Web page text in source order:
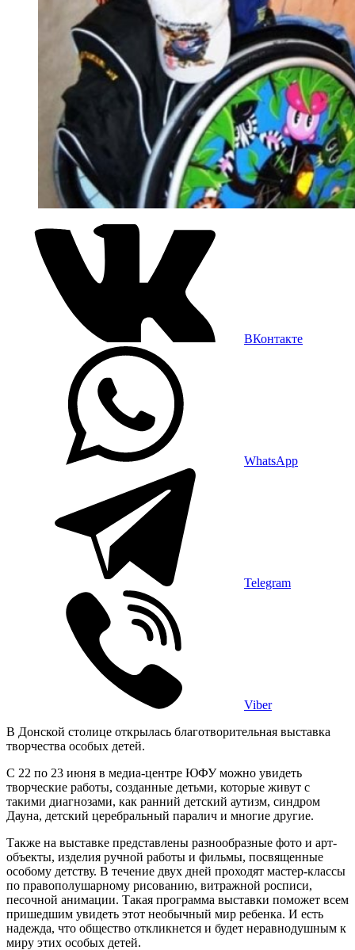
ВКонтакте
WhatsApp
Telegram
Viber
В Донской столице открылась благотворительная выставка
творчества особых детей.
С 22 по 23 июня в медиа-центре ЮФУ можно увидеть
творческие работы, созданные детьми, которые живут с
такими диагнозами, как ранний детский аутизм, синдром
Дауна, детский церебральный паралич и многие другие.
Также на выставке представлены разнообразные фото и арт-
объекты, изделия ручной работы и фильмы, посвященные
особому детству. В течение двух дней проходят мастер-классы
по правополушарному рисованию, витражной росписи,
песочной анимации. Такая программа выставки поможет всем
пришедшим увидеть этот необычный мир ребенка. И есть
надежда, что общество откликнется и будет неравнодушным к
миру этих особых детей.